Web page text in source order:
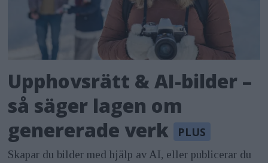
Upphovsrätt & AI-bilder –
så säger lagen om
genererade verk
Skapar du bilder med hjälp av AI, eller publicerar du